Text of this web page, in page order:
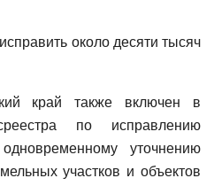
около десяти тысяч
край также включен в
по исправлению
уточнению
участков и объектов